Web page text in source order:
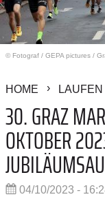
© Fotograf / GEPA pictures /
HOME LAUFEN
30. GRAZ
OKTOBER
04/10/2023 -